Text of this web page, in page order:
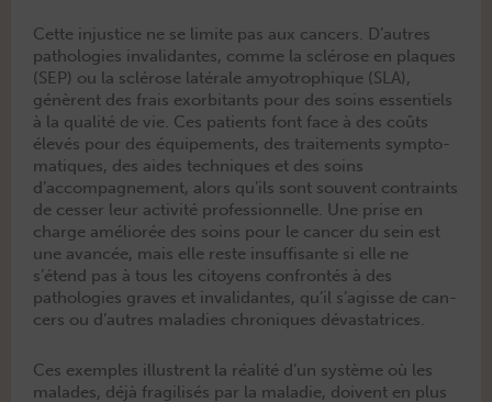
Cette injus­tice ne se lim­ite pas aux can­cers. D’autres
patholo­gies inval­i­dantes, comme la sclérose en plaques
(SEP) ou la sclérose latérale amy­otrophique (SLA),
génèrent des frais exor­bi­tants pour des soins essen­tiels
à la qual­ité de vie. Ces patients font face à des coûts
élevés pour des équipements, des traite­ments symp­to­
ma­tiques, des aides tech­niques et des soins
d’accompagnement, alors qu’ils sont sou­vent con­traints
de cess­er leur activ­ité pro­fes­sion­nelle. Une prise en
charge améliorée des soins pour le can­cer du sein est
une avancée, mais elle reste insuff­isante si elle ne
s’étend pas à tous les citoyens con­fron­tés à des
patholo­gies graves et inval­i­dantes, qu’il s’agisse de can­
cers ou d’autres mal­adies chroniques dévastatrices.
Ces exem­ples illus­trent la réal­ité d’un sys­tème où les
malades, déjà frag­ilisés par la mal­adie, doivent en plus